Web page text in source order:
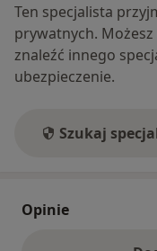
Ten specjalista
prywatnych.
znaleźć innego
ubezpieczenie.
Szukaj
Opinie